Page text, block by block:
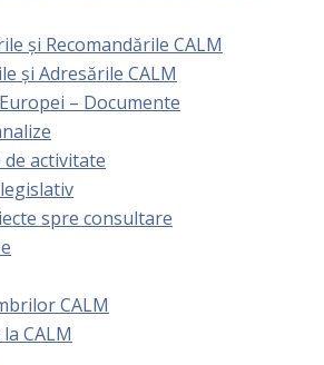
și Recomandările CALM
și Adresările CALM
– Documente
activitate
spre consultare
CALM
CALM